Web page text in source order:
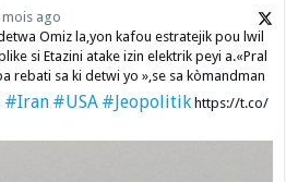
mois ago
Omiz la,yon kafou estratejik pou lwil
si Etazini atake izin elektrik peyi a.​«Pral
rebati sa ki detwi yo »,se sa kòmandman
#Iran #USA #Jeopolitikhttps://t.co/